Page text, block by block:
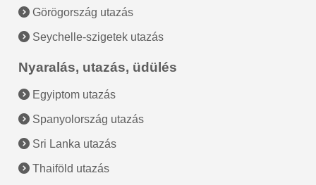
Görögország utazás
Seychelle-szigetek utazás
Nyaralás, utazás, üdülés
Egyiptom utazás
Spanyolország utazás
Sri Lanka utazás
Thaiföld utazás